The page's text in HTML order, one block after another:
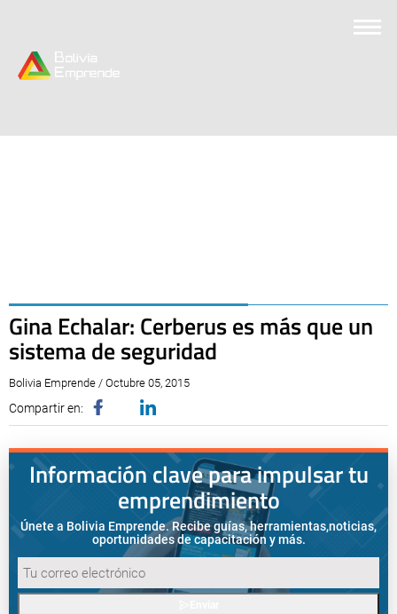
Gina Echalar: Cerberus es más que un
sistema de seguridad
Bolivia Emprende / Octubre 05, 2015
Compartir en:
Información clave para impulsar tu
emprendimiento
Únete a Bolivia Emprende. Recibe guías, herramientas,noticias,
oportunidades de capacitación y más.